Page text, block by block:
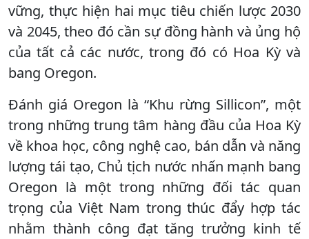
vững, thực hiện hai mục tiêu chiến lược 2030
và 2045, theo đó cần sự đồng hành và ủng hộ
của tất cả các nước, trong đó có Hoa Kỳ và
bang Oregon.
Đánh giá Oregon là “Khu rừng Sillicon”, một
trong những trung tâm hàng đầu của Hoa Kỳ
về khoa học, công nghệ cao, bán dẫn và năng
lượng tái tạo, Chủ tịch nước nhấn mạnh bang
Oregon là một trong những đối tác quan
trọng của Việt Nam trong thúc đẩy hợp tác
nhằm thành công đạt tăng trưởng kinh tế